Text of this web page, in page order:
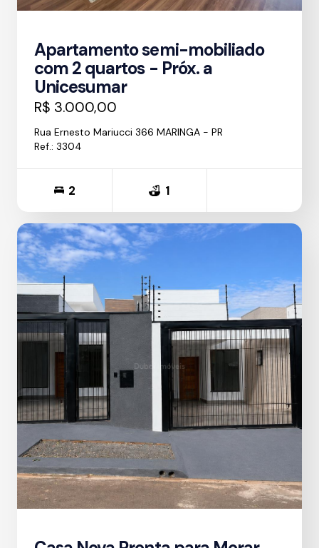
Apartamento semi-mobiliado
com 2 quartos - Próx. a
Unicesumar
R$ 3.000,00
Rua Ernesto Mariucci 366 MARINGA - PR
Ref.: 3304
2 1